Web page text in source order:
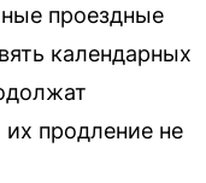
проездные
календарных
их продление не